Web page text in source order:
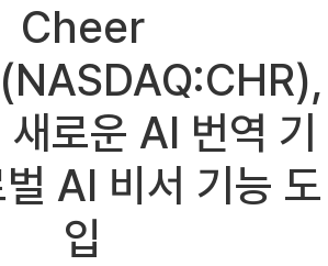
Cheer
로운 AI 번역 기
AI 비서 기능 도
입